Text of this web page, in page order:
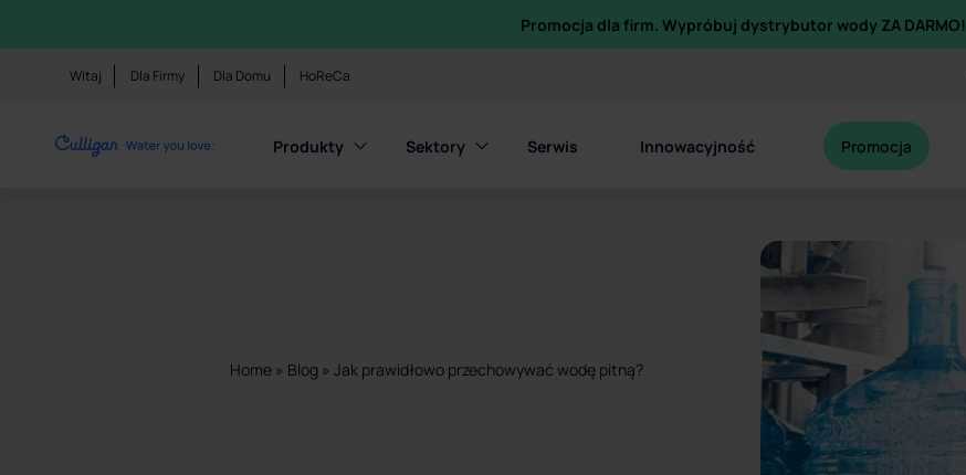
Promocja dla firm. Wypróbuj dystrybutor wody ZA DARMO!
Witaj Dla Firmy Dla Domu HoReCa
Produkty Sektory Serwis Innowacyjność Promocja
Home » Blog » Jak prawidłowo przechowywać wodę pitną?